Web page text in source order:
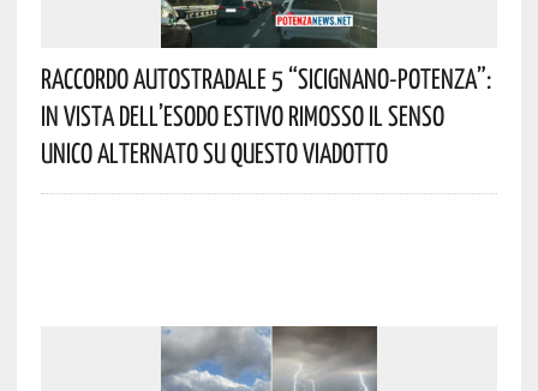
Raccordo Autostradale 5 “Sicignano-Potenza”:
In Vista Dell’esodo Estivo Rimosso Il Senso
Unico Alternato Su Questo Viadotto